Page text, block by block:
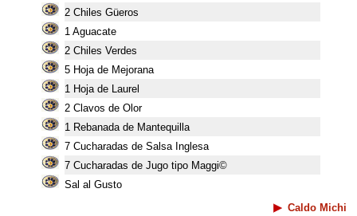
2 Chiles Güeros
1 Aguacate
2 Chiles Verdes
5 Hoja de Mejorana
1 Hoja de Laurel
2 Clavos de Olor
1 Rebanada de Mantequilla
7 Cucharadas de Salsa Inglesa
7 Cucharadas de Jugo tipo Maggi©
Sal al Gusto
Caldo Michi